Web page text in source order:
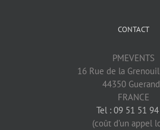
CONTACT
PMEVENTS
16 Rue de la
44350
FRANCE
Tel : 09 51 51
(coût d’un appel